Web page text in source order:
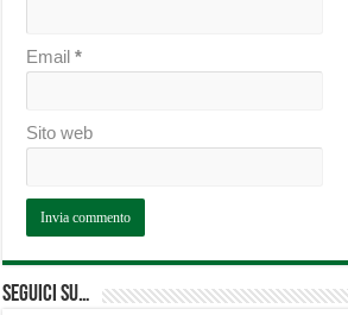
Email*
Sito web
Seguici su…